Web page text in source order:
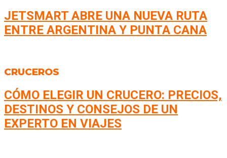
JETSMART ABRE UNA NUEVA RUTA
ENTRE ARGENTINA Y PUNTA CANA
CRUCEROS
CÓMO ELEGIR UN CRUCERO: PRECIOS,
DESTINOS Y CONSEJOS DE UN
EXPERTO EN VIAJES